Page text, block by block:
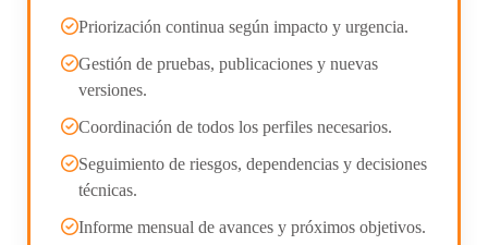
Priorización continua según impacto y urgencia.
Gestión de pruebas, publicaciones y nuevas
versiones.
Coordinación de todos los perfiles necesarios.
Seguimiento de riesgos, dependencias y decisiones
técnicas.
Informe mensual de avances y próximos objetivos.